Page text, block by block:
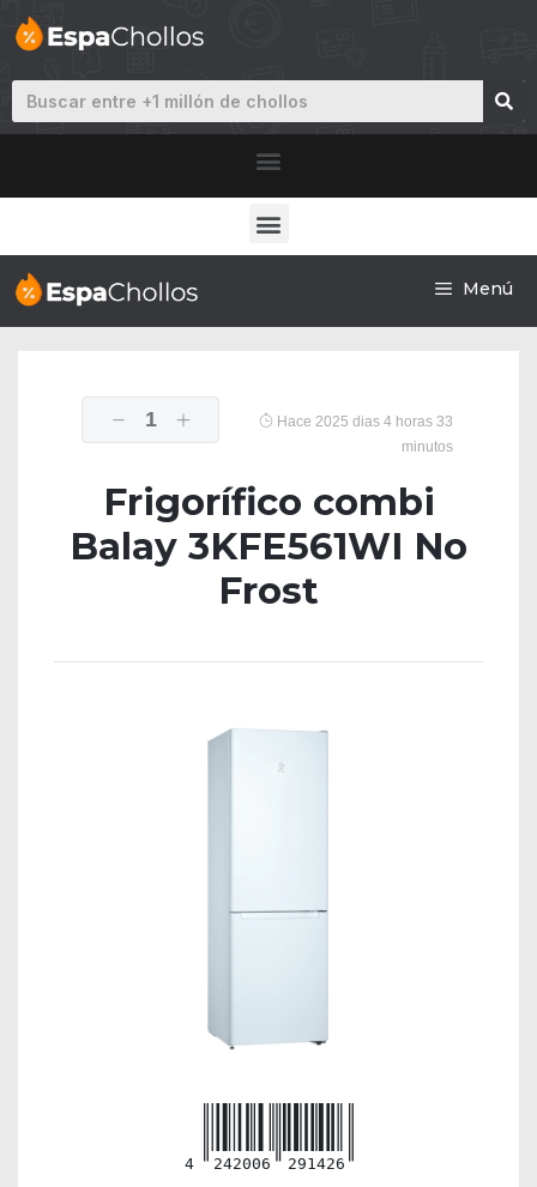
Menú
1
Hace 2025 dias 4 horas 33
minutos
Frigorífico combi
Balay 3KFE561WI No
Frost
4 242006 291426